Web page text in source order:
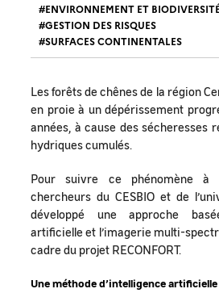
ENVIRONNEMENT ET
GESTION DES RISQUES
SURFACES CONTINENTALES
Les forêts de chênes de la région
en proie à un dépérissement
années, à cause des sécheresses
hydriques cumulés.
Pour suivre ce phénomène à
chercheurs du CESBIO et de
développé une approche
artificielle et l’imagerie multi-
cadre du projet RECONFORT.
Une méthode d’intelligence